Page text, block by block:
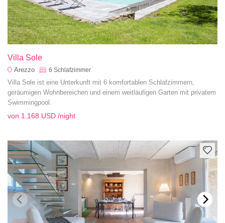
Villa Sole
Arezzo 6 Schlafzimmer
Villa Sole ist eine Unterkunft mit 6 komfortablen Schlafzimmern,
geräumigen Wohnbereichen und einem weitläufigen Garten mit privatem
Swimmingpool.
von 1.168 USD /night